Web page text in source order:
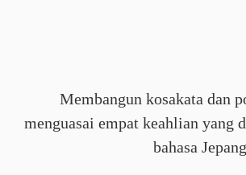
Membangun kosakata dan
menguasai empat keahlian yang
bahasa